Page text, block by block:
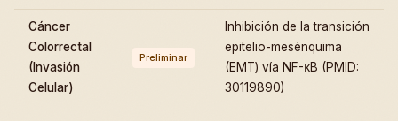
Cáncer
Colorrectal
(Invasión
Celular)
Preliminar
Inhibición de la transición
epitelio-mesénquima
(EMT) vía NF-κB (PMID:
30119890)